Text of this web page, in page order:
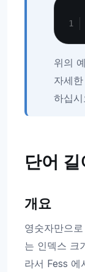
위의
자세
하십시
단어
개요
영숫자만으
는 인덱스 크
라서 Fess 에